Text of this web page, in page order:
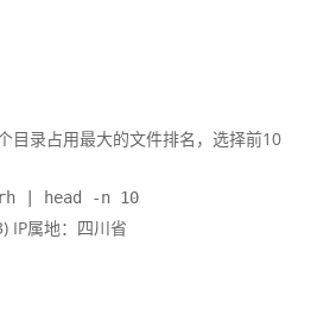
目录占用最大的文件排名，选择前10
| head -n 10
IP属地：四川省